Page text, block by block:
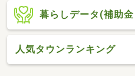
暮らしデータ(補助
人気タウンランキング